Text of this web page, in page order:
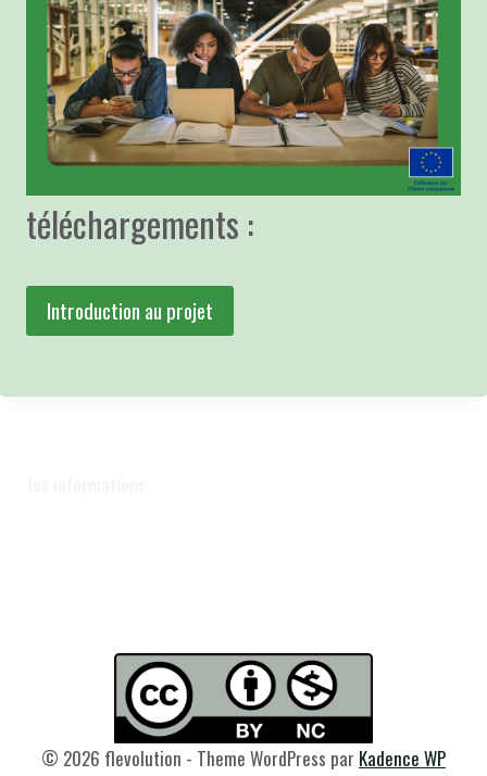
téléchargements :
Introduction au projet
© 2026 flevolution - Theme WordPress par Kadence WP